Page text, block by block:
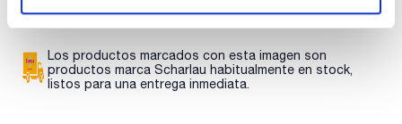
Los productos marcados con esta imagen son
productos marca Scharlau habitualmente en stock,
listos para una entrega inmediata.